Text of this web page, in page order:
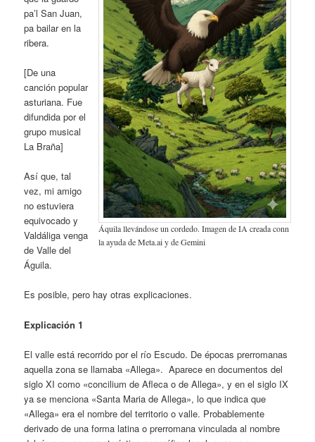
Áquila llevándose un cordedo. Imagen de IA creada conn
la ayuda de Meta.ai y de Gemini
pa’l San Juan,
pa bailar en la
ribera.
[De una
canción popular
asturiana. Fue
difundida por el
grupo musical
La Braña]
Así que, tal
vez, mi amigo
no estuviera
equivocado y
Valdáliga venga
de Valle del
Águila.
Es posible, pero hay otras explicaciones.
Explicación 1
El valle está recorrido por el río Escudo. De épocas prerromanas
aquella zona se llamaba «Allega». Aparece en documentos del
siglo XI como «concilium de Afleca o de Allega», y en el siglo IX
ya se menciona «Santa Maria de Allega», lo que indica que
«Allega» era el nombre del territorio o valle. Probablemente
derivado de una forma latina o prerromana vinculada al nombre